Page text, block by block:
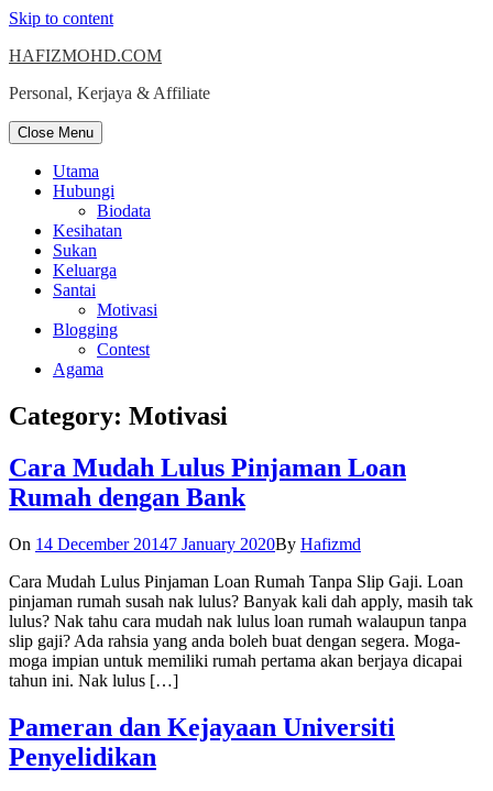
Skip to content
HAFIZMOHD.COM
Personal, Kerjaya & Affiliate
Close Menu
Utama
Hubungi
Biodata
Kesihatan
Sukan
Keluarga
Santai
Motivasi
Blogging
Contest
Agama
Category: Motivasi
Cara Mudah Lulus Pinjaman Loan
Rumah dengan Bank
On 14 December 20147 January 2020By Hafizmd
Cara Mudah Lulus Pinjaman Loan Rumah Tanpa Slip Gaji. Loan
pinjaman rumah susah nak lulus? Banyak kali dah apply, masih tak
lulus? Nak tahu cara mudah nak lulus loan rumah walaupun tanpa
slip gaji? Ada rahsia yang anda boleh buat dengan segera. Moga-
moga impian untuk memiliki rumah pertama akan berjaya dicapai
tahun ini. Nak lulus […]
Pameran dan Kejayaan Universiti
Penyelidikan